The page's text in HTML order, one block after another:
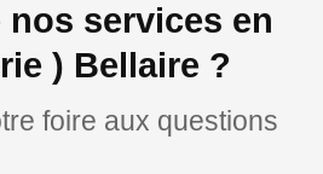
services en
) Bellaire ?
foire aux questions